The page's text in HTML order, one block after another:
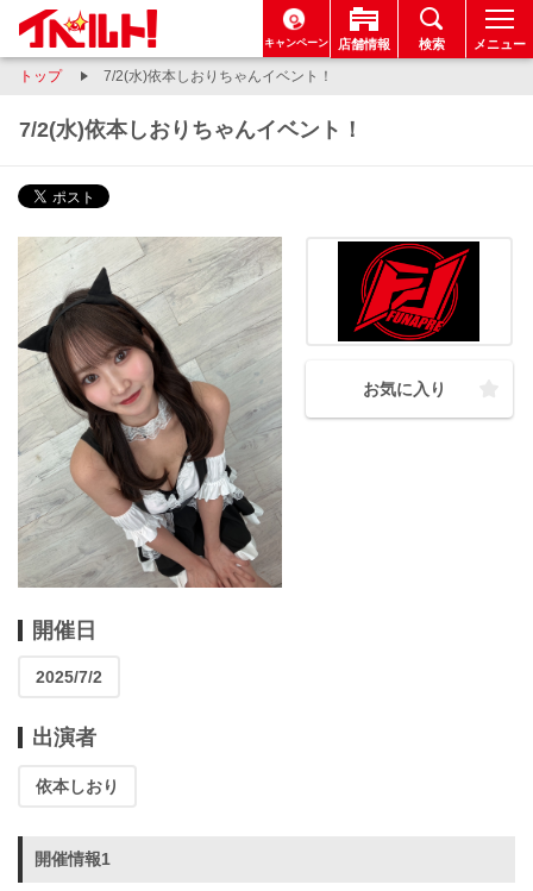
キャンペーン 店舗情報 検索 メニュー
トップ 7/2(水)依本しおりちゃんイベント！
7/2(水)依本しおりちゃんイベント！
お気に入り
開催日
2025/7/2
出演者
依本しおり
開催情報1